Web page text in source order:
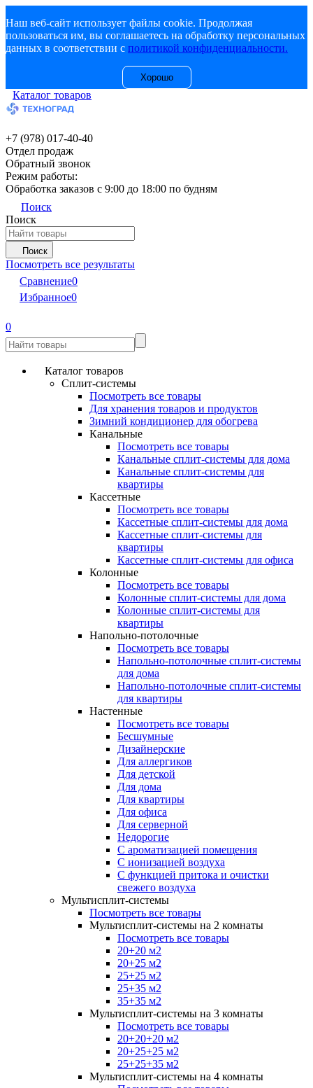
Наш веб-сайт использует файлы cookie. Продолжая
пользоваться им, вы соглашаетесь на обработку персональных
данных в соответствии с политикой конфиденциальности.
Хорошо
Каталог товаров
+7 (978) 017-40-40
Отдел продаж
Обратный звонок
Режим работы:
Обработка заказов с 9:00 до 18:00 по будням
Поиск
Поиск
Поиск
Посмотреть все результаты
Сравнение0
Избранное0
0
Каталог товаров
Сплит-системы
Посмотреть все товары
Для хранения товаров и продуктов
Зимний кондиционер для обогрева
Канальные
Посмотреть все товары
Канальные сплит-системы для дома
Канальные сплит-системы для
квартиры
Кассетные
Посмотреть все товары
Кассетные сплит-системы для дома
Кассетные сплит-системы для
квартиры
Кассетные сплит-системы для офиса
Колонные
Посмотреть все товары
Колонные сплит-системы для дома
Колонные сплит-системы для
квартиры
Напольно-потолочные
Посмотреть все товары
Напольно-потолочные сплит-системы
для дома
Напольно-потолочные сплит-системы
для квартиры
Настенные
Посмотреть все товары
Бесшумные
Дизайнерские
Для аллергиков
Для детской
Для дома
Для квартиры
Для офиса
Для серверной
Недорогие
С ароматизацией помещения
С ионизацией воздуха
С функцией притока и очистки
свежего воздуха
Мультисплит-системы
Посмотреть все товары
Мультисплит-системы на 2 комнаты
Посмотреть все товары
20+20 м2
20+25 м2
25+25 м2
25+35 м2
35+35 м2
Мультисплит-системы на 3 комнаты
Посмотреть все товары
20+20+20 м2
20+25+25 м2
25+25+35 м2
Мультисплит-системы на 4 комнаты